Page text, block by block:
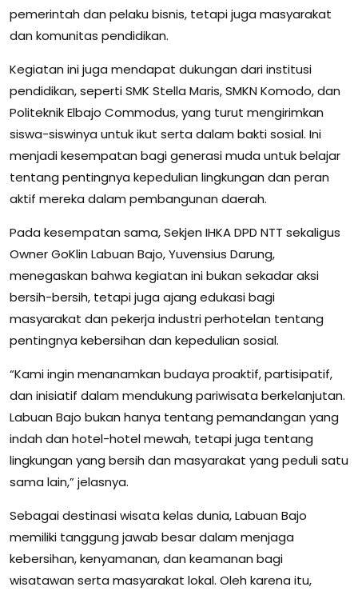
pemerintah dan pelaku bisnis, tetapi juga masyarakat
dan komunitas pendidikan.
Kegiatan ini juga mendapat dukungan dari institusi
pendidikan, seperti SMK Stella Maris, SMKN Komodo, dan
Politeknik Elbajo Commodus, yang turut mengirimkan
siswa-siswinya untuk ikut serta dalam bakti sosial. Ini
menjadi kesempatan bagi generasi muda untuk belajar
tentang pentingnya kepedulian lingkungan dan peran
aktif mereka dalam pembangunan daerah.
Pada kesempatan sama, Sekjen IHKA DPD NTT sekaligus
Owner GoKlin Labuan Bajo, Yuvensius Darung,
menegaskan bahwa kegiatan ini bukan sekadar aksi
bersih-bersih, tetapi juga ajang edukasi bagi
masyarakat dan pekerja industri perhotelan tentang
pentingnya kebersihan dan kepedulian sosial.
“Kami ingin menanamkan budaya proaktif, partisipatif,
dan inisiatif dalam mendukung pariwisata berkelanjutan.
Labuan Bajo bukan hanya tentang pemandangan yang
indah dan hotel-hotel mewah, tetapi juga tentang
lingkungan yang bersih dan masyarakat yang peduli satu
sama lain,” jelasnya.
Sebagai destinasi wisata kelas dunia, Labuan Bajo
memiliki tanggung jawab besar dalam menjaga
kebersihan, kenyamanan, dan keamanan bagi
wisatawan serta masyarakat lokal. Oleh karena itu,